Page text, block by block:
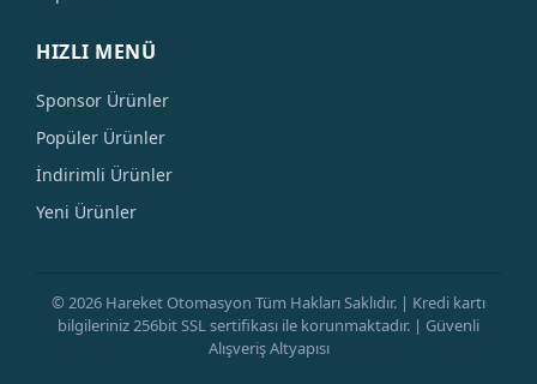
HIZLI MENÜ
Sponsor Ürünler
Popüler Ürünler
İndirimli Ürünler
Yeni Ürünler
© 2026 Hareket Otomasyon Tüm Hakları Saklıdır. | Kredi kartı
bilgileriniz 256bit SSL sertifikası ile korunmaktadır. | Güvenli
Alışveriş Altyapısı